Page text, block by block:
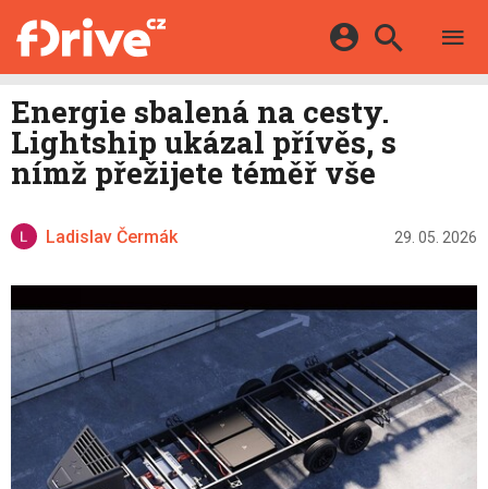
KATALOG
MAPA STANIC
DALŠÍ
HYBRIDY
E-MOTORSPORT
OSTATNÍ
Facebook Google
Energie sbalená na cesty.
Lightship ukázal přívěs, s
nímž přežijete téměř vše
Ladislav Čermák 29. 05. 2026